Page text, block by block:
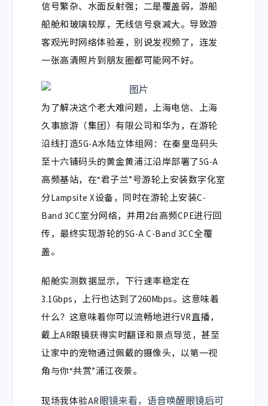
信号繁杂、水面反射强；二是覆盖弱，游船
船舱和玻璃较厚，无线信号衰减大。导致游
客观光时网络体验差，别说发视频了，连发
一张高清照片到朋友圈都可能网不好。
为了解决这个老大难问题，上海电信、上海
久事旅游（集团）有限公司和华为，在游轮
沿线打造5G-A水陆立体组网：在秦皇岛码头
至十六铺码头的黄金黄浦江沿岸部署了5G-A
高频基站，在“君子兰”号游轮上安装数字化室
分Lampsite X设备，同时在游轮上安装C-
Band 3CC室分网络，并用2台高频CPE进行回
传，最终实现游轮的5G-A C-Band 3CC全覆
盖。
船舱实测数据显示，下行速率稳定在
3.1Gbps，上行也达到了260Mbps。这意味着
什么？这意味着你可以流畅地进行VR直播，
戴上AR眼镜获得实时翻译和景点导览，甚至
让家中的宠物通过佩戴的摄像头，以第一视
角与你“共赏”浦江夜景。
现场我体验AR眼镜来看，语音唤醒眼镜后可